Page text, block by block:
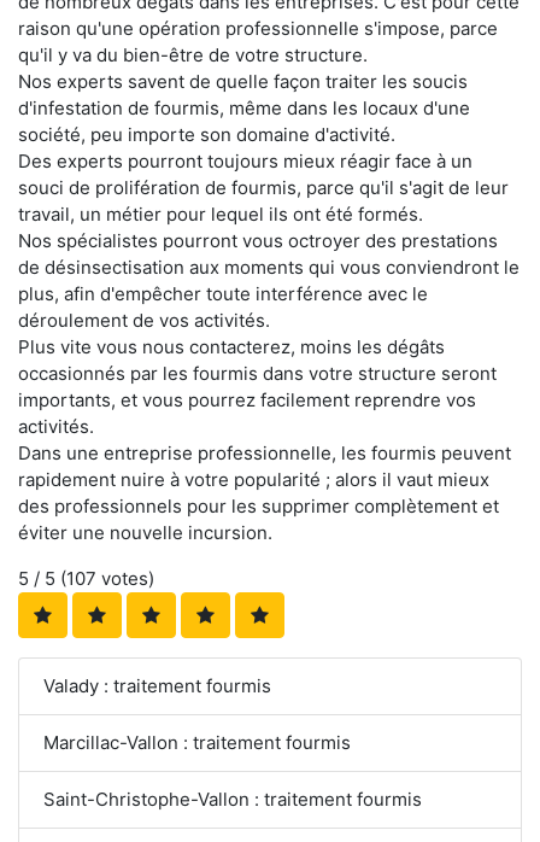
raison qu'une opération professionnelle s'impose, parce
qu'il y va du bien-être de votre structure.
Nos experts savent de quelle façon traiter les soucis
d'infestation de fourmis, même dans les locaux d'une
société, peu importe son domaine d'activité.
Des experts pourront toujours mieux réagir face à un
souci de prolifération de fourmis, parce qu'il s'agit de leur
travail, un métier pour lequel ils ont été formés.
Nos spécialistes pourront vous octroyer des prestations
de désinsectisation aux moments qui vous conviendront le
plus, afin d'empêcher toute interférence avec le
déroulement de vos activités.
Plus vite vous nous contacterez, moins les dégâts
occasionnés par les fourmis dans votre structure seront
importants, et vous pourrez facilement reprendre vos
activités.
Dans une entreprise professionnelle, les fourmis peuvent
rapidement nuire à votre popularité ; alors il vaut mieux
des professionnels pour les supprimer complètement et
éviter une nouvelle incursion.
5 / 5 (107 votes)
Valady : traitement fourmis
Marcillac-Vallon : traitement fourmis
Saint-Christophe-Vallon : traitement fourmis